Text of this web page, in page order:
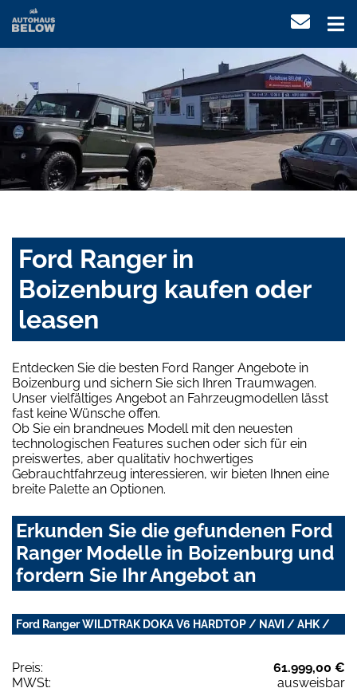
Ford Ranger in
Boizenburg kaufen oder
leasen
Entdecken Sie die besten Ford Ranger Angebote in
Boizenburg und sichern Sie sich Ihren Traumwagen.
Unser vielfältiges Angebot an Fahrzeugmodellen lässt
fast keine Wünsche offen.
Ob Sie ein brandneues Modell mit den neuesten
technologischen Features suchen oder sich für ein
preiswertes, aber qualitativ hochwertiges
Gebrauchtfahrzeug interessieren, wir bieten Ihnen eine
breite Palette an Optionen.
Erkunden Sie die gefundenen Ford
Ranger Modelle in Boizenburg und
fordern Sie Ihr Angebot an
Ford Ranger WILDTRAK DOKA V6 HARDTOP / NAVI / AHK /
Preis:
61.999,00 €
MWSt:
ausweisbar